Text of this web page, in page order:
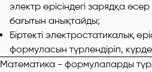
электр өрісіндегі зарядқа
бағытын анықтайды;
Біртекті электростатикалық
формуласын түрлендіріп,
Математика - формулаларды